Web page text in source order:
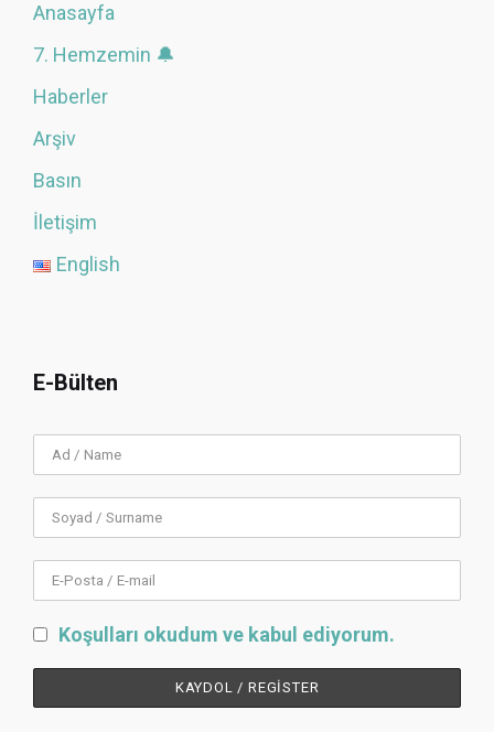
Anasayfa
7. Hemzemin 🔔
Haberler
Arşiv
Basın
İletişim
English
E-Bülten
Koşulları okudum ve kabul ediyorum.